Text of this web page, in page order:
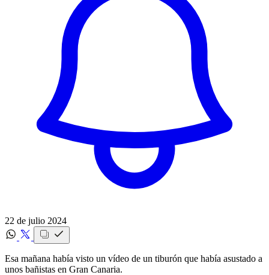
22 de julio 2024
Esa mañana había visto un vídeo de un tiburón que había asustado a
unos bañistas en Gran Canaria.